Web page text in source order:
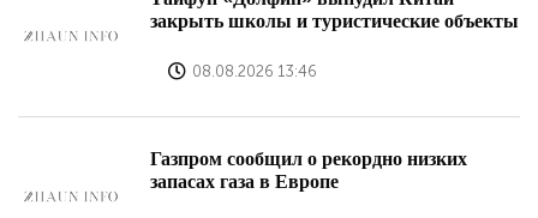
закрыть школы и туристические объекты
08.08.2026 13:46
Газпром сообщил о рекордно низких
запасах газа в Европе